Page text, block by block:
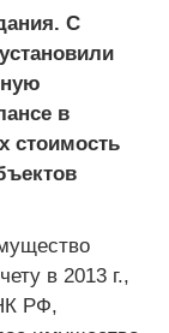
С
в
стоимость
в 2013 г.,
РФ,